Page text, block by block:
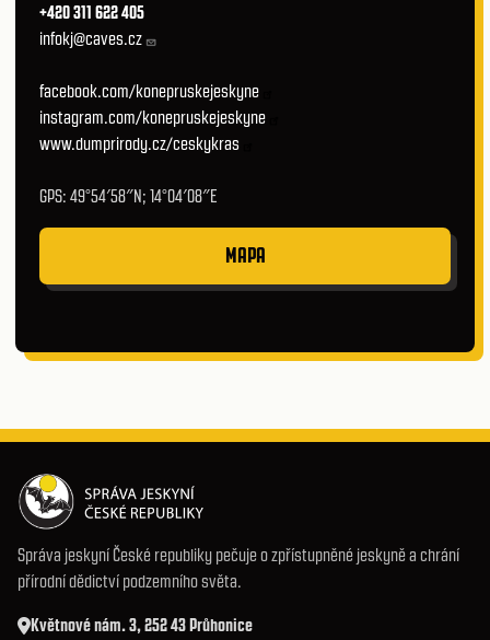
+420 311 622 405
infokj@caves.cz
facebook.com/konepruskejeskyne
instagram.com/konepruskejeskyne
www.dumprirody.cz/ceskykras
GPS: 49°54′58″N; 14°04′08″E
MAPA
Správa jeskyní České republiky pečuje o zpřístupněné jeskyně a chrání
přírodní dědictví podzemního světa.
Květnové nám. 3, 252 43 Průhonice